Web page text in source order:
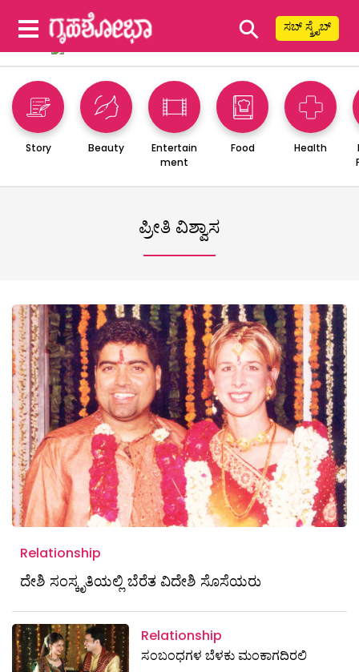
⚲ ಸಬ್ ಸ್ಕ್ರೈಬ್
Story Beauty
Entertain
ment
Food Health
ಪ್ರೀತಿ ವಿಶ್ವಾಸ
Relationship
ದೇಶಿ ಸಂಸ್ಕೃತಿಯಲ್ಲಿ ಬೆರೆತ ವಿದೇಶಿ ಸೊಸೆಯರು
Relationship
ಸಂಬಂಧಗಳ ಬೆಳಕು ಮಂಕಾಗದಿರಲಿ